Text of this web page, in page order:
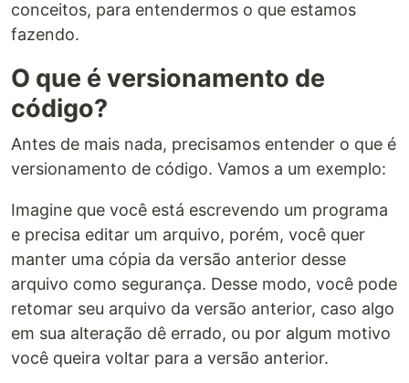
conceitos, para entendermos o que estamos
fazendo.
O que é versionamento de
código?
Antes de mais nada, precisamos entender o que é
versionamento de código. Vamos a um exemplo:
Imagine que você está escrevendo um programa
e precisa editar um arquivo, porém, você quer
manter uma cópia da versão anterior desse
arquivo como segurança. Desse modo, você pode
retomar seu arquivo da versão anterior, caso algo
em sua alteração dê errado, ou por algum motivo
você queira voltar para a versão anterior.